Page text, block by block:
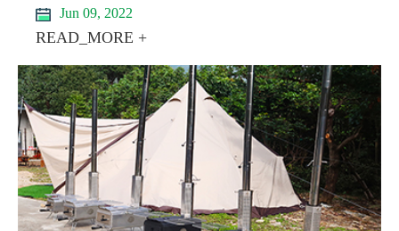
Jun 09, 2022
READ_MORE +